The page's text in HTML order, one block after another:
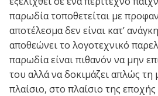
παρωδία τοποθετείται με
αποτέλεσμα δεν είναι κατ’
αποθεώνει το λογοτεχνικό
παρωδία είναι πιθανόν να μην
του αλλά να δοκιμάζει απλώς
πλαίσιο, στο πλαίσιο της